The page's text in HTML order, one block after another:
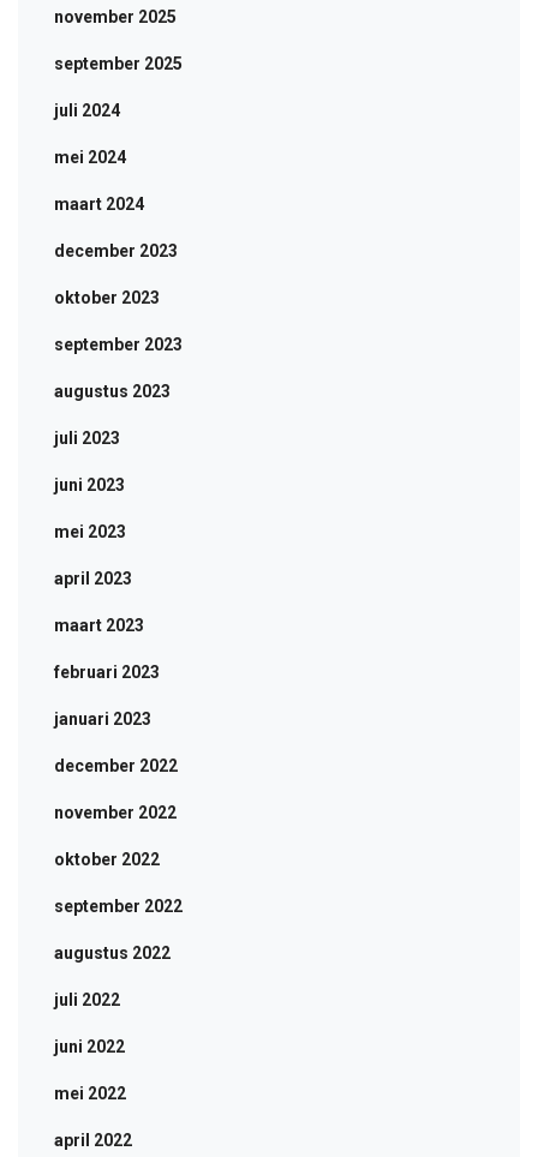
november 2025
september 2025
juli 2024
mei 2024
maart 2024
december 2023
oktober 2023
september 2023
augustus 2023
juli 2023
juni 2023
mei 2023
april 2023
maart 2023
februari 2023
januari 2023
december 2022
november 2022
oktober 2022
september 2022
augustus 2022
juli 2022
juni 2022
mei 2022
april 2022